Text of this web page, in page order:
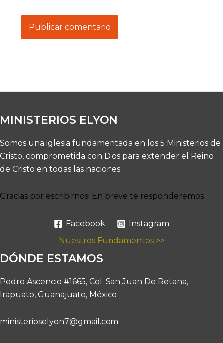
MINISTERIOS ELYON
Somos una iglesia fundamentada en los 5 Ministerios de
Cristo, comprometida con Dios para extender el Reino
de Cristo en todas las naciones.
Gracias por escribirnos! En breve te responderemos
Facebook
Instagram
Nuestros Fundamentos >>
DÓNDE ESTAMOS
Pedro Ascencio #1665, Col. San Juan De Retana,
Irapuato, Guanajuato, México
ministerioselyon7@gmail.com